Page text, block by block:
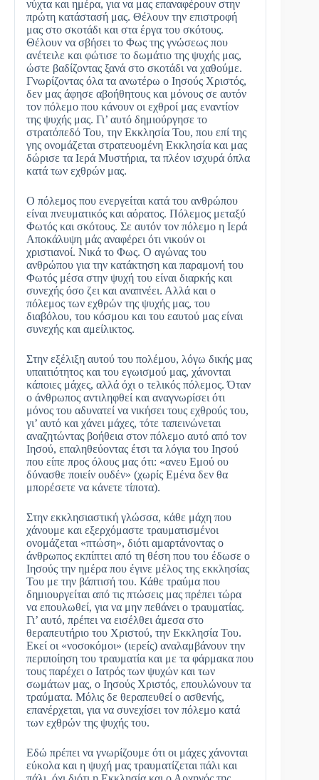
νύχτα και ημέρα, για να μας επαναφέρουν στην
πρώτη κατάστασή μας. Θέλουν την επιστροφή
μας στο σκοτάδι και στα έργα του σκότους.
Θέλουν να σβήσει το Φως της γνώσεως που
ανέτειλε και φώτισε το δωμάτιο της ψυχής μας,
ώστε βαδίζοντας ξανά στο σκοτάδι να χαθούμε.
Γνωρίζοντας όλα τα ανωτέρω ο Ιησούς Χριστός,
δεν μας άφησε αβοήθητους και μόνους σε αυτόν
τον πόλεμο που κάνουν οι εχθροί μας εναντίον
της ψυχής μας. Γι’ αυτό δημιούργησε το
στρατόπεδό Του, την Εκκλησία Του, που επί της
γης ονομάζεται στρατευομένη Εκκλησία και μας
δώρισε τα Ιερά Μυστήρια, τα πλέον ισχυρά όπλα
κατά των εχθρών μας.
Ο πόλεμος που ενεργείται κατά του ανθρώπου
είναι πνευματικός και αόρατος. Πόλεμος μεταξύ
Φωτός και σκότους. Σε αυτόν τον πόλεμο η Ιερά
Αποκάλυψη μάς αναφέρει ότι νικούν οι
χριστιανοί. Νικά το Φως. Ο αγώνας του
ανθρώπου για την κατάκτηση και παραμονή του
Φωτός μέσα στην ψυχή του είναι διαρκής και
συνεχής όσο ζει και αναπνέει. Αλλά και ο
πόλεμος των εχθρών της ψυχής μας, του
διαβόλου, του κόσμου και του εαυτού μας είναι
συνεχής και αμείλικτος.
Στην εξέλιξη αυτού του πολέμου, λόγω δικής μας
υπαιτιότητος και του εγωισμού μας, χάνονται
κάποιες μάχες, αλλά όχι ο τελικός πόλεμος. Όταν
ο άνθρωπος αντιληφθεί και αναγνωρίσει ότι
μόνος του αδυνατεί να νικήσει τους εχθρούς του,
γι’ αυτό και χάνει μάχες, τότε ταπεινώνεται
αναζητώντας βοήθεια στον πόλεμο αυτό από τον
Ιησού, επαληθεύοντας έτσι τα λόγια του Ιησού
που είπε προς όλους μας ότι: «ανευ Εμού ου
δύνασθε ποιείν ουδέν» (χωρίς Εμένα δεν θα
μπορέσετε να κάνετε τίποτα).
Στην εκκλησιαστική γλώσσα, κάθε μάχη που
χάνουμε και εξερχόμαστε τραυματισμένοι
ονομάζεται «πτώση», διότι αμαρτάνοντας ο
άνθρωπος εκπίπτει από τη θέση που του έδωσε ο
Ιησούς την ημέρα που έγινε μέλος της εκκλησίας
Του με την βάπτισή του. Κάθε τραύμα που
δημιουργείται από τις πτώσεις μας πρέπει τώρα
να επουλωθεί, για να μην πεθάνει ο τραυματίας.
Γι’ αυτό, πρέπει να εισέλθει άμεσα στο
θεραπευτήριο του Χριστού, την Εκκλησία Του.
Εκεί οι «νοσοκόμοι» (ιερείς) αναλαμβάνουν την
περιποίηση του τραυματία και με τα φάρμακα που
τους παρέχει ο Ιατρός των ψυχών και των
σωμάτων μας, ο Ιησούς Χριστός, επουλώνουν τα
τραύματα. Μόλις δε θεραπευθεί ο ασθενής,
επανέρχεται, για να συνεχίσει τον πόλεμο κατά
των εχθρών της ψυχής του.
Εδώ πρέπει να γνωρίζουμε ότι οι μάχες χάνονται
εύκολα και η ψυχή μας τραυματίζεται πάλι και